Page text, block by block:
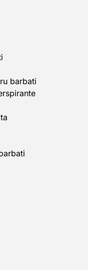
barbati